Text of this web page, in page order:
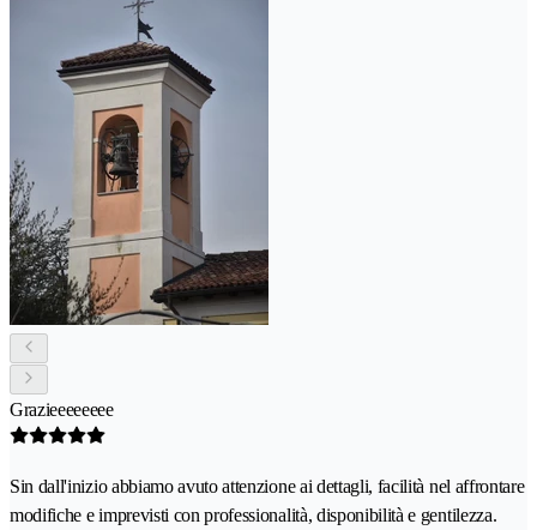
Grazieeeeeeee
Sin dall'inizio abbiamo avuto attenzione ai dettagli, facilità nel affrontare
modifiche e imprevisti con professionalità, disponibilità e gentilezza.